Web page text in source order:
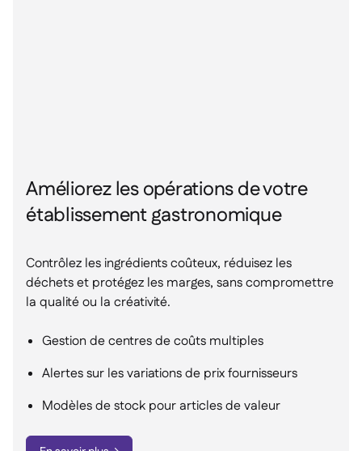
Améliorez les opérations de votre
établissement gastronomique
Contrôlez les ingrédients coûteux, réduisez les
déchets et protégez les marges, sans compromettre
la qualité ou la créativité.
Gestion de centres de coûts multiples
Alertes sur les variations de prix fournisseurs
Modèles de stock pour articles de valeur